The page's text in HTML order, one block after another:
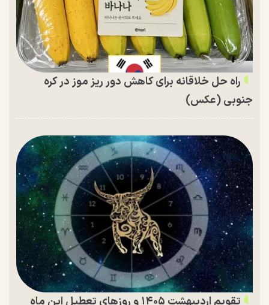
راه حل خلاقانه برای کاهش دور ریز موز در کره
جنوبی (عکس)